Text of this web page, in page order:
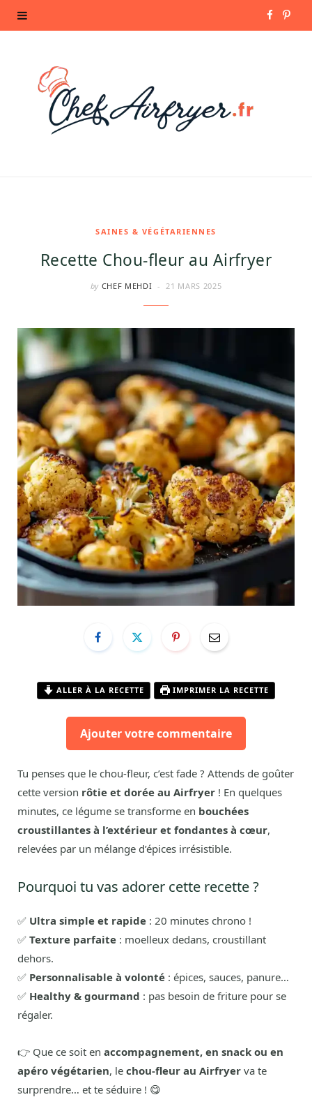
P
SAINES & VÉGÉTARIENNES
Recette Chou-fleur au Airfryer
by CHEF MEHDI 21 MARS 2025
ALLER À LA RECETTE IMPRIMER LA RECETTE
Ajouter votre commentaire
Tu penses que le chou-fleur, c’est fade ? Attends de goûter
cette version rôtie et dorée au Airfryer ! En quelques
minutes, ce légume se transforme en bouchées
croustillantes à l’extérieur et fondantes à cœur,
relevées par un mélange d’épices irrésistible.
Pourquoi tu vas adorer cette recette ?
✅ Ultra simple et rapide : 20 minutes chrono !
✅ Texture parfaite : moelleux dedans, croustillant
dehors.
✅ Personnalisable à volonté : épices, sauces, panure…
✅ Healthy & gourmand : pas besoin de friture pour se
régaler.
👉 Que ce soit en accompagnement, en snack ou en
apéro végétarien, le chou-fleur au Airfryer va te
surprendre… et te séduire ! 😋